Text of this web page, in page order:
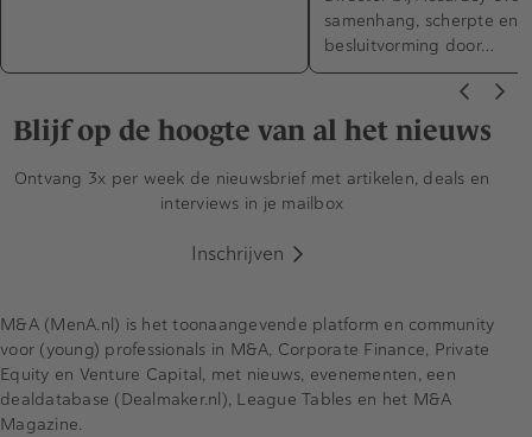
samenhang, scherpte en
besluitvorming door…
Blijf op de hoogte van al het nieuws
Ontvang 3x per week de nieuwsbrief met artikelen, deals en
interviews in je mailbox
Inschrijven
M&A (MenA.nl) is het toonaangevende platform en community
voor (young) professionals in M&A, Corporate Finance, Private
Equity en Venture Capital, met nieuws, evenementen, een
dealdatabase (Dealmaker.nl), League Tables en het M&A
Magazine.